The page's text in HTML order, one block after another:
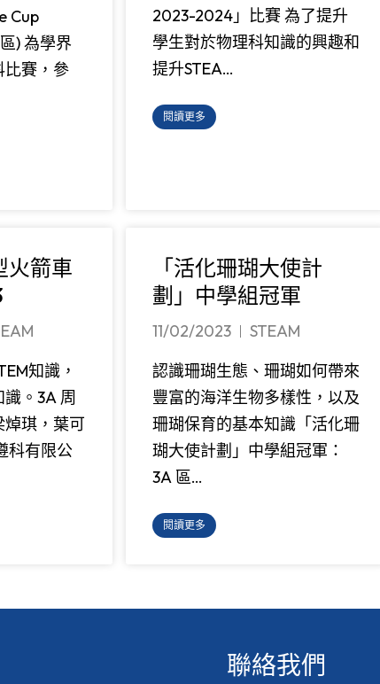
Cup
) 為學界
比賽，參
2023-2024」比賽 為了提升
學生對於物理科知識的興趣和
提升STEA…
閱讀更多
火箭車
知識，
。3A 周
琪，葉可
科有限公
「活化珊瑚大使計
劃」中學組冠軍
11/02/2023
STEAM
認識珊瑚生態、珊瑚如何帶來
豐富的海洋生物多樣性，以及
珊瑚保育的基本知識「活化珊
瑚大使計劃」中學組冠軍：
3A 區…
閱讀更多
聯絡我們